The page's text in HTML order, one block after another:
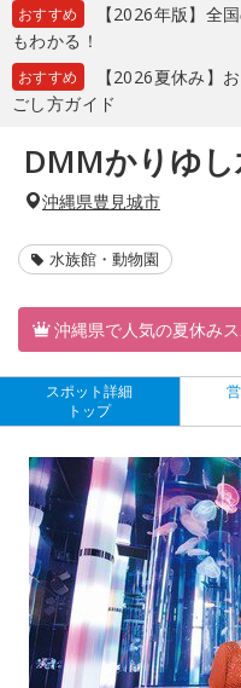
おすすめ
【2026年版】全
もわかる！
おすすめ
【2026夏休み】
ごし方ガイド
DMMかりゆ
沖縄県豊見城市
水族館・動物園
沖縄県で人気の夏休み
スポット詳細
トップ